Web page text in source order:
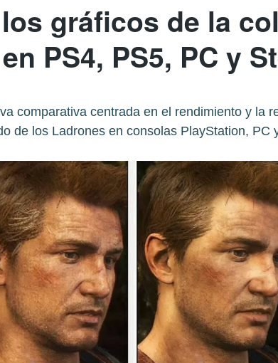
gráficos de la
PS4, PS5, PC y
comparativa centrada en el rendimiento y la
de los Ladrones en consolas PlayStation, PC